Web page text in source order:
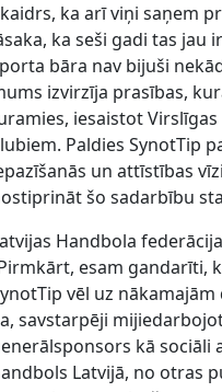
ka arī viņi saņem
ka seši gadi tas
bāra nav bijuši
izvirzīja prasības,
iesaistot
Paldies SynotTip
un attīstības
šo sadarbību
Handbola
esam gandarīti,
vēl uz
savstarpēji
kā
Latvijā, no otras